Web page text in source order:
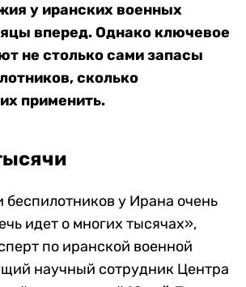
у иранских военных
вперед. Однако ключевое
не столько сами запасы
сколько
применить.
беспилотников у Ирана очень
идет о многих тысячах»,
по иранской военной
научный сотрудник Центра